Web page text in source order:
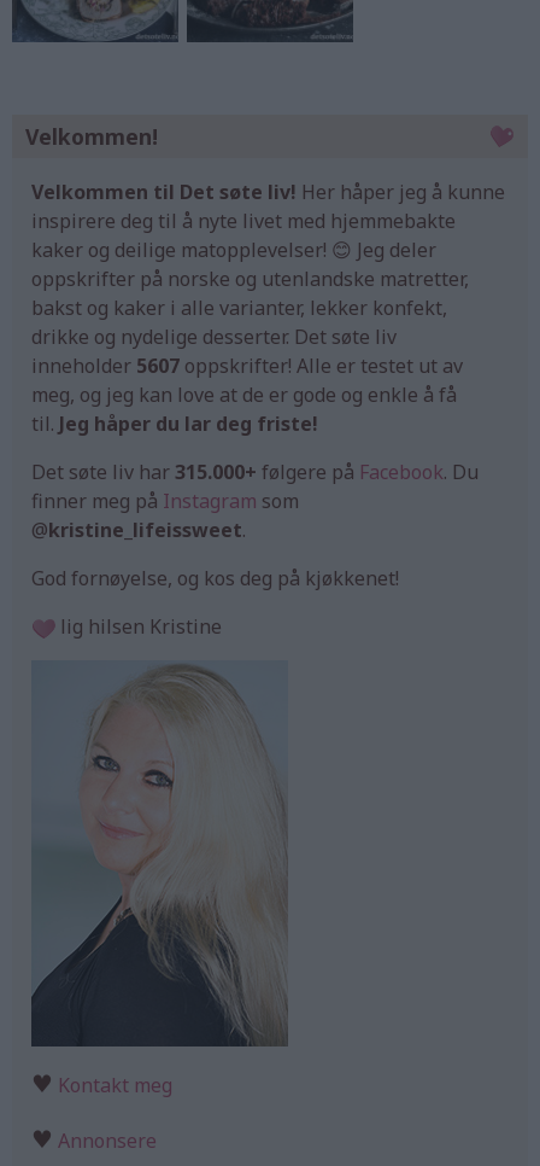
Velkommen!
Velkommen til Det søte liv! Her håper jeg å kunne
inspirere deg til å nyte livet med hjemmebakte
kaker og deilige matopplevelser! 😊 Jeg deler
oppskrifter på norske og utenlandske matretter,
bakst og kaker i alle varianter, lekker konfekt,
drikke og nydelige desserter. Det søte liv
inneholder 5607 oppskrifter! Alle er testet ut av
meg, og jeg kan love at de er gode og enkle å få
til. Jeg håper du lar deg friste!
Det søte liv har315.000+ følgere på Facebook. Du
finner meg på Instagram som
@kristine_lifeissweet.
God fornøyelse, og kos deg på kjøkkenet!
lig hilsen Kristine
♥ Kontakt meg
♥ Annonsere